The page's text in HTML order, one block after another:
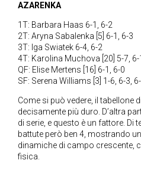
AZARENKA
1T: Barbara Haas 6-1, 6-2
2T: Aryna Sabalenka [5] 6-1, 6-3
3T: Iga Swiatek 6-4, 6-2
4T: Karolina Muchova [20] 5-7, 6-
QF: Elise Mertens [16] 6-1, 6-0
SF: Serena Williams [3] 1-6, 6-3,
Come si può vedere, il tabellone
decisamente più duro. D’altra
di serie, e questo è un fattore. Di
battute però ben 4, mostrando
dinamiche di campo crescente,
fisica.